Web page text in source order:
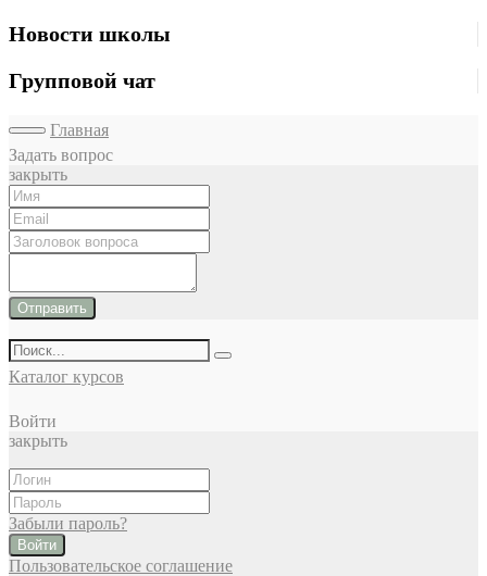
Новости школы
Групповой чат
Главная
Задать вопрос
закрыть
Отправить
Каталог курсов
Войти
закрыть
Забыли пароль?
Войти
Пользовательское соглашение